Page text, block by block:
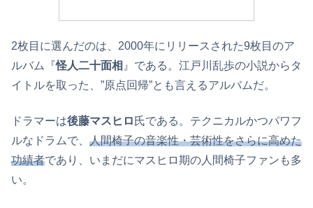
2枚目に選んだのは、2000年にリリースされた9枚目のア
ルバム『怪人二十面相 』である。江戸川乱歩の小説からタ
イトルを取った、”原点回帰”とも言えるアルバムだ。
ドラマーは後藤マスヒロ 氏である。テクニカルかつパワフ
ルなドラムで、 人間椅子の音楽性・芸術性をさらに高めた
功績者であり、いまだにマスヒロ期の人間椅子ファンも多
い。